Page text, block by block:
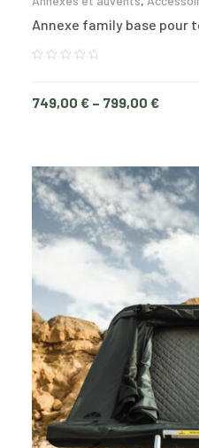
Annexe family base pour
749,00 € – 799,00 €